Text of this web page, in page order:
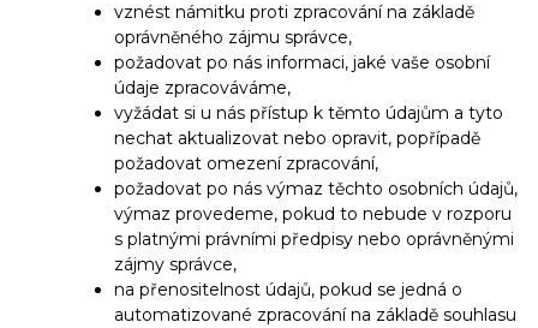
vznést námitku proti zpracování na základě
oprávněného zájmu správce,
požadovat po nás informaci, jaké vaše osobní
údaje zpracováváme,
vyžádat si u nás přístup k těmto údajům a tyto
nechat aktualizovat nebo opravit, popřípadě
požadovat omezení zpracování,
požadovat po nás výmaz těchto osobních údajů,
výmaz provedeme, pokud to nebude v rozporu
s platnými právními předpisy nebo oprávněnými
zájmy správce,
na přenositelnost údajů, pokud se jedná o
automatizované zpracování na základě souhlasu